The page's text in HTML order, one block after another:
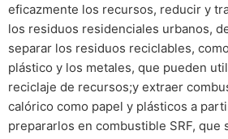
eficazmente los recursos, reducir y
los residuos residenciales urbanos,
separar los residuos reciclables,
plástico y los metales, que pueden
reciclaje de recursos;y extraer
calórico como papel y plásticos a
prepararlos en combustible SRF, que